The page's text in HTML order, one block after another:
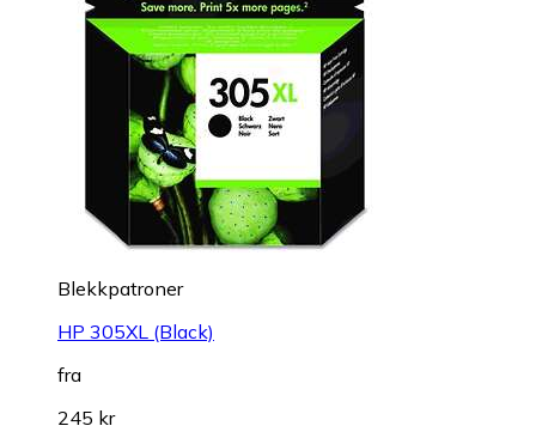
Blekkpatroner
HP 305XL (Black)
fra
245 kr